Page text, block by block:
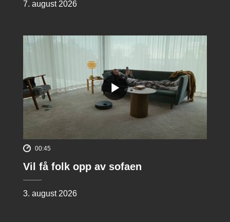
7. august 2026
00:45
Vil få folk opp av sofaen
3. august 2026